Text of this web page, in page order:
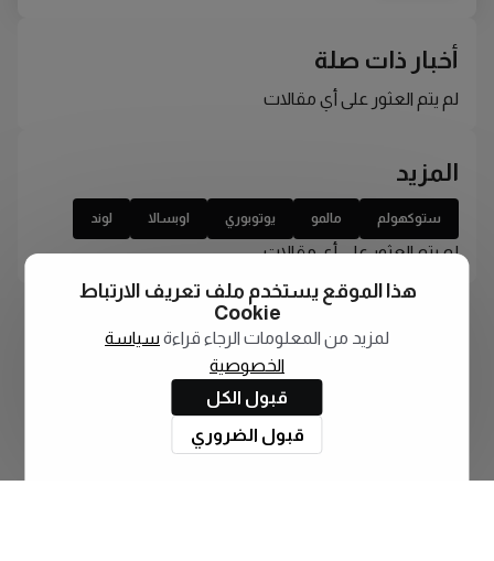
أخبار ذات صلة
لم يتم العثور على أي مقالات
المزيد
ستوكهولم مالمو يوتوبوري اوبسالا لوند
لم يتم العثور على أي مقالات
هذا الموقع يستخدم ملف تعريف الارتباط
Cookie
لمزيد من المعلومات الرجاء قراءة سياسة
الخصوصية
قبول الكل
قبول الضروري